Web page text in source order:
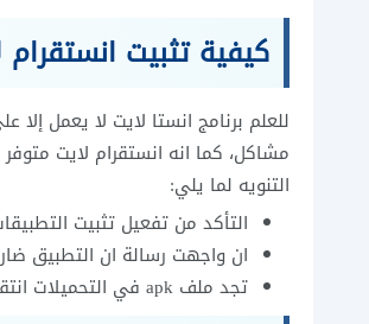
كيفية تثبيت انستقرام
مشاكل، كما انه انستقرام لايت
التنويه لما يلي:
التأكد من تفعيل تثبيت
ان واجهت رسالة ان التطبيق
تجد ملف apk في التحميلات انتقل هناك لتثبيته.